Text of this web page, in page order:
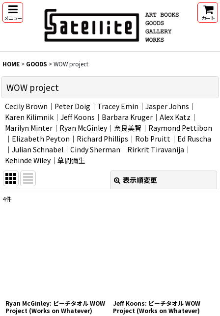
メニュー カート
HOME > GOODS >WOW project
WOW project
Cecily Brown｜Peter Doig｜Tracey Emin｜Jasper Johns｜
Karen Kilimnik｜Jeff Koons｜Barbara Kruger｜Alex Katz｜
Marilyn Minter｜Ryan McGinley｜奈良美智｜Raymond Pettibon
｜Elizabeth Peyton｜Richard Phillips｜Rob Pruitt｜Ed Ruscha
｜Julian Schnabel｜Cindy Sherman｜Rirkrit Tiravanija｜
Kehinde Wiley｜草間彌生
表示順変更
4件
Ryan McGinley: ビーチタオル WOW
Project (Works on Whatever)
Jeff Koons: ビーチタオル WOW
Project (Works on Whatever)